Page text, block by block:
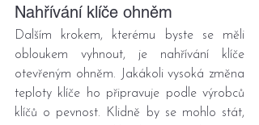
Nahřívání klíče ohněm
Dalším krokem, kterému byste se měli
obloukem vyhnout, je nahřívání klíče
otevřeným ohněm. Jakákoli vysoká změna
teploty klíče ho připravuje podle výrobců
klíčů o pevnost. Klidně by se mohlo stát,